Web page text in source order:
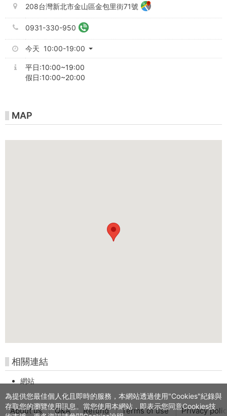
208台灣新北市金山區金包里街71號
0931-330-950
今天 10:00-19:00
平日:10:00~19:00
假日:10:00~20:00
MAP
相關連結
網站
About us Q&A Refund Terms of use Privacy
為提供您最佳個人化且即時的服務，本網站透過使用"Cookies"紀錄與
存取您的瀏覽使用訊息。當您使用本網站，即表示您同意Cookies技